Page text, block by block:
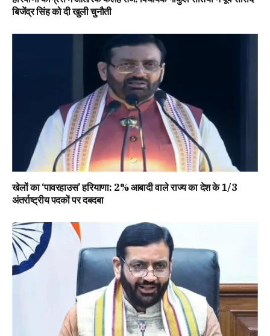
बिजेंद्र सिंह को दी खुली चुनौती
खेलों का ‘पावरहाउस’ हरियाणा: 2% आबादी वाले राज्य का देश के 1/3
अंतर्राष्ट्रीय पदकों पर दबदबा